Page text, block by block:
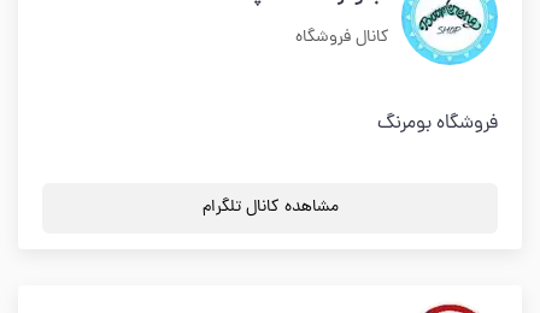
کانال فروشگاه
فروشگاه بومرنگ
مشاهده کانال تلگرام